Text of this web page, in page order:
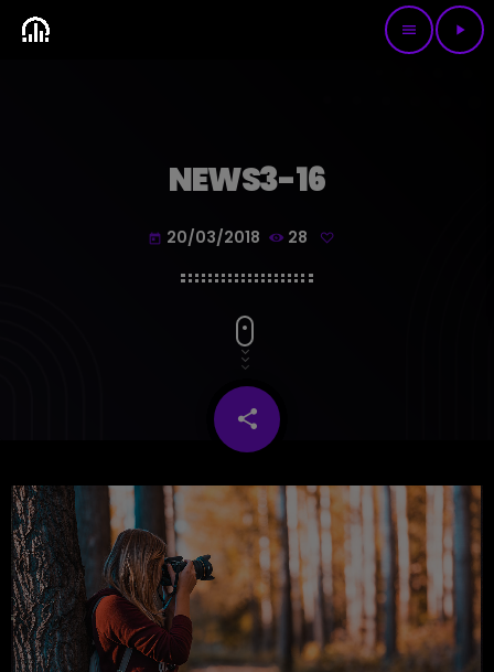
menu play_arrow
NEWS3-16
today 20/03/2018 28
share
email